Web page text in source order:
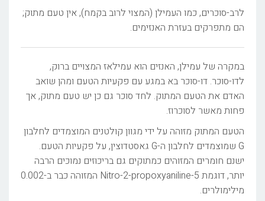
לרב-סוכרים, כמו העמילן (המצוי לרוב בקמח), אין טעם מתוק;
הם מתפרקים בעזרת האנזימים.
במקרה של עמילן, האנזים הוא עמילאז המצויים ברוק,
לדו-סוכר. דו-סוכר בא במגע עם פקעיות הטעם ומהן שואב
האדם את הטעם המתוק. לחד סוכר גם כן יש טעם מתוק, אך
פחות מאשר לסוכרוז.
הטעם המתוק מזוהה על ידי מגוון קולטנים המוצמדים לחלבון
G שמוצמדים לחלבון ה-G גאסטדוצין, על פקעיות הטעם.
ישנם חומרים המזוהים כמתוקים גם בריכוזים נמוכים הרבה
יותר, דוגמת 5-Nitro-2-propoxyaniline המזוהה כבר ב-0.002
מילימולרים.